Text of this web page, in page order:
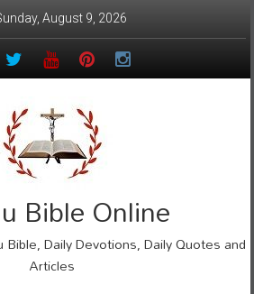
August 9, 2026
Bible Online
Bible, Daily Devotions, Daily Quotes and
Articles